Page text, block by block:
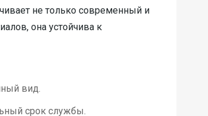
не только современный и
она устойчива к
вид.
срок службы.